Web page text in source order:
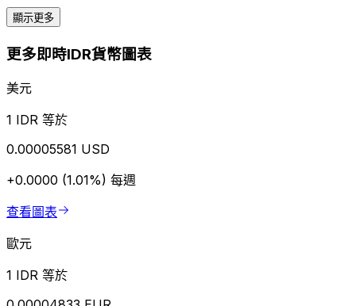
顯示更多
更多即時IDR貨幣圖表
美元
1 IDR 等於
0.00005581 USD
+0.0000 (1.01%) 每週
查看圖表
歐元
1 IDR 等於